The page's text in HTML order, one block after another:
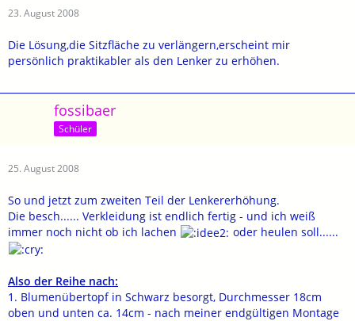
23. August 2008
Die Lösung,die Sitzfläche zu verlängern,erscheint mir
persönlich praktikabler als den Lenker zu erhöhen.
fossibaer
Schüler
25. August 2008
So und jetzt zum zweiten Teil der Lenkererhöhung.
Die besch...... Verkleidung ist endlich fertig - und ich weiß
immer noch nicht ob ich lachen
oder heulen soll......
Also der Reihe nach:
1. Blumenübertopf in Schwarz besorgt, Durchmesser 18cm
oben und unten ca. 14cm - nach meiner endgültigen Montage